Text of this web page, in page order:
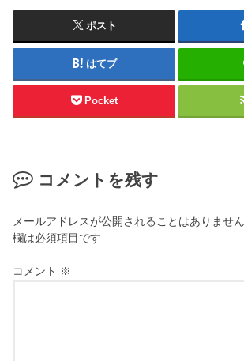
ポスト
はてブ
Pocket
コメントを残す
メールアドレスが公開されることはありません
欄は必須項目です
コメント ※